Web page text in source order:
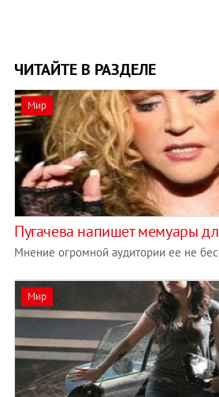
ЧИТАЙТЕ В РАЗДЕЛЕ
Мир
Пугачева напишет мемуары
Мнение огромной аудитории ее не
Мир